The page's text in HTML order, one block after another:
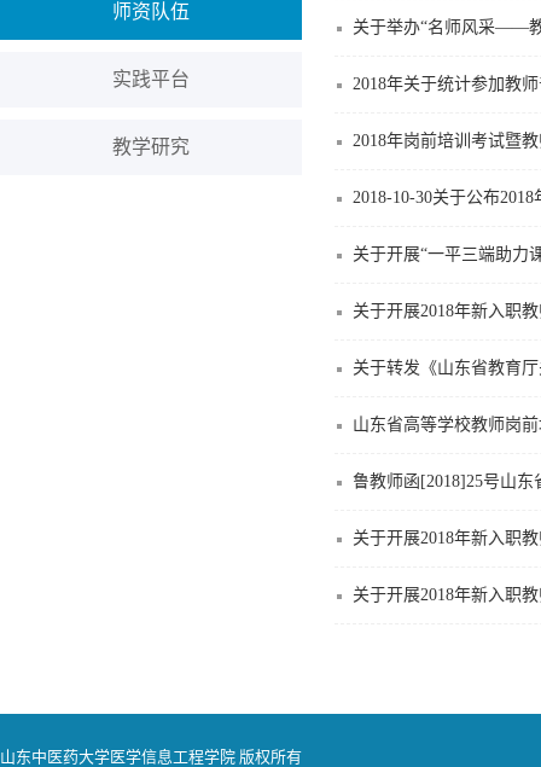
师资队伍
实践平台
教学研究
关于举办“名师风采——
2018年关于统计参加教
2018年岗前培训考试暨
2018-10-30关于公布
关于开展“一平三端助力
关于开展2018年新入职
关于转发《山东省教育
山东省高等学校教师岗
鲁教师函[2018]25号山
关于开展2018年新入职
关于开展2018年新入职
山东中医药大学医学信息工程学院 版权所有